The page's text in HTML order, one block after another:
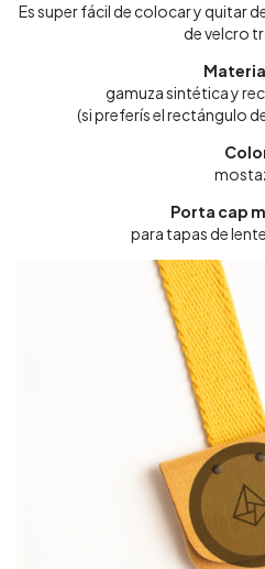
Es super fácil de colocar y quitar
de velcro
gamuza sintética y
(si preferís el rectángulo
Porta cap
para tapas de